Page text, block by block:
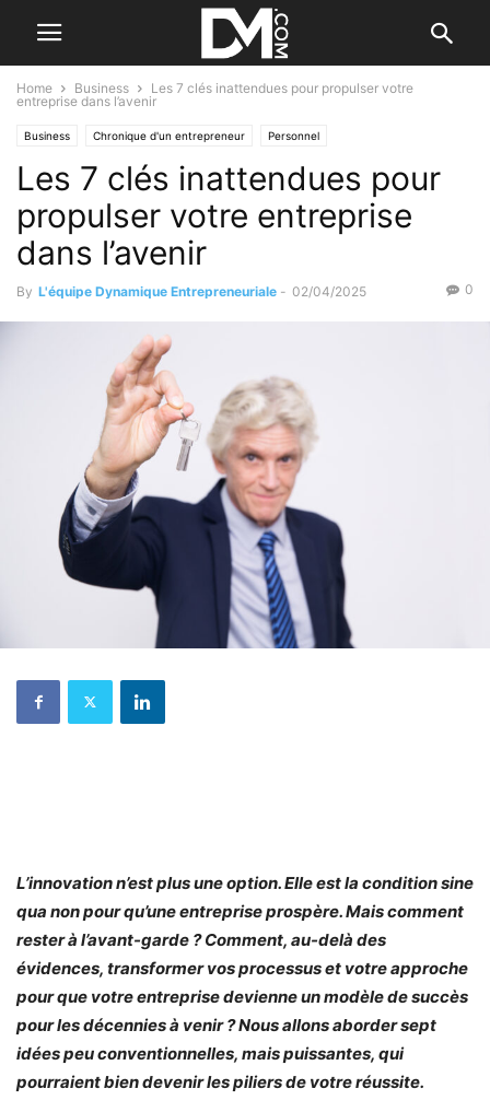
Home Business
Les 7 clés inattendues pour propulser votre
entreprise dans l’avenir
Business Chronique d'un entrepreneur Personnel
Développement personnel
Les 7 clés inattendues pour
propulser votre entreprise
dans l’avenir
By L'équipe Dynamique Entrepreneuriale - 02/04/2025 0
L’innovation n’est plus une option. Elle est la condition sine
qua non pour qu’une entreprise prospère. Mais comment
rester à l’avant-garde ? Comment, au-delà des
évidences, transformer vos processus et votre approche
pour que votre entreprise devienne un modèle de succès
pour les décennies à venir ? Nous allons aborder sept
idées peu conventionnelles, mais puissantes, qui
pourraient bien devenir les piliers de votre réussite.